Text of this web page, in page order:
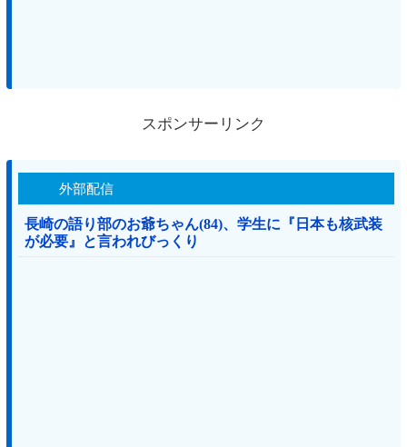
スポンサーリンク
外部配信
長崎の語り部のお爺ちゃん(84)、学生に『日本も核武装
が必要』と言われびっくり